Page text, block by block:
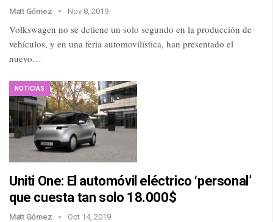
Matt Gómez Nov 8, 2019
Volkswagen no se detiene un solo segundo en la producción de
vehículos, y en una feria automovilística, han presentado el
nuevo…
NOTICIAS
Uniti One: El automóvil eléctrico ‘personal’
que cuesta tan solo 18.000$
Matt Gómez Oct 14, 2019